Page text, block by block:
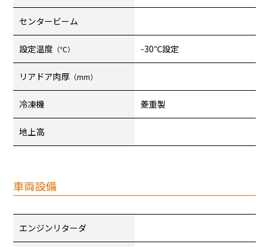
センタービーム
設定温度 （℃） -30℃設定
リアドア肉厚 （mm）
冷凍機 菱重製
地上高
車両設備
エンジンリターダ